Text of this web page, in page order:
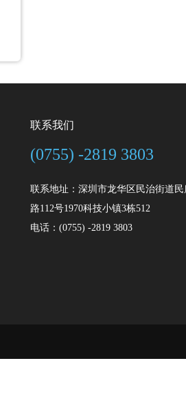
联系地址：深圳市龙华区民治街道民
路112号1970科技小镇3栋512
电话：(0755) -2819 3803
(0755) -2819 3803
联系我们